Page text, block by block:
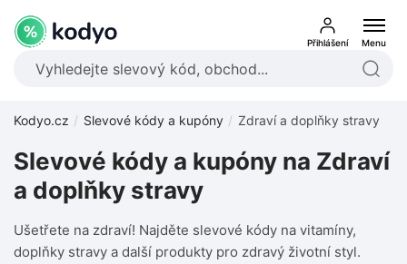
Přihlášení Menu
Kodyo.cz Slevové kódy a kupóny Zdraví a doplňky stravy
Slevové kódy a kupóny na Zdraví
a doplňky stravy
Ušetřete na zdraví! Najděte slevové kódy na vitamíny,
doplňky stravy a další produkty pro zdravý životní styl.